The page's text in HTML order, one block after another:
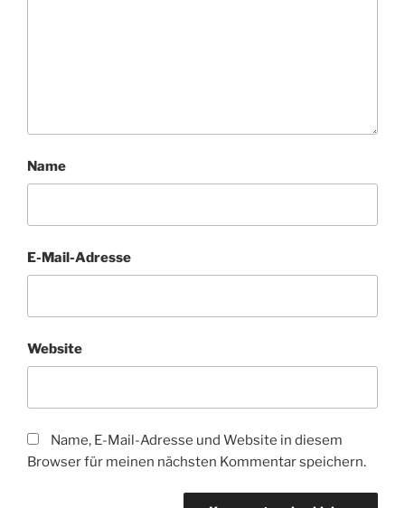
Name
E-Mail-Adresse
Website
Name, E-Mail-Adresse und Website in diesem
Browser für meinen nächsten Kommentar speichern.